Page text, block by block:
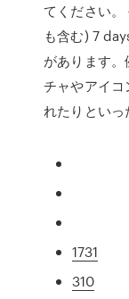
てください
も含む) 7
があります
チャやアイコ
れたりといっ
1731
310